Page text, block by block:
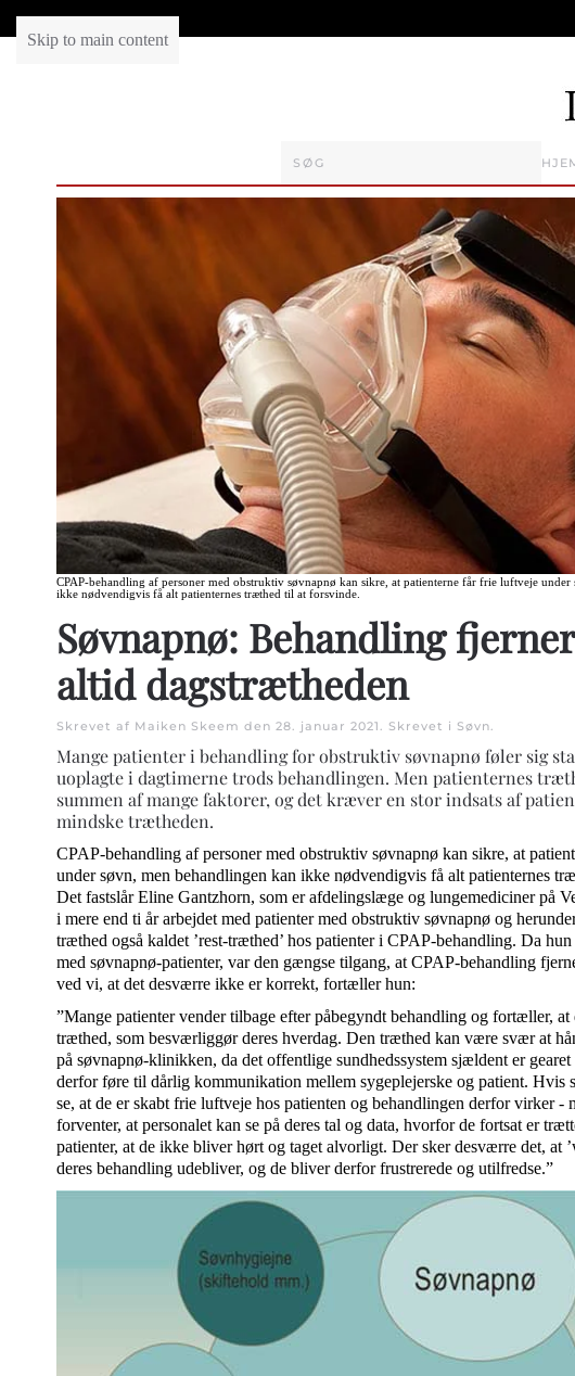
Skip to main content
CPAP-behandling af personer med obstruktiv søvnapnø kan sikre, at patienterne får frie luftveje under
ikke nødvendigvis få alt patienternes træthed til at forsvinde.
Søvnapnø: Behandling
altid dagstrætheden
Skrevet af Maiken Skeem den 28. januar 2021 . Skrevet i Søvn
Mange patienter i behandling for obstruktiv søvnapnø føler sig
uoplagte i dagtimerne trods behandlingen. Men patienternes
summen af mange faktorer, og det kræver en stor indsats af
mindske trætheden.
CPAP-behandling af personer med obstruktiv søvnapnø kan sikre, at
under søvn, men behandlingen kan ikke nødvendigvis få alt patienternes
Det fastslår Eline Gantzhorn, som er afdelingslæge og lungemediciner på
i mere end ti år arbejdet med patienter med obstruktiv søvnapnø og
træthed også kaldet ’rest-træthed’ hos patienter i CPAP-behandling. Da
med søvnapnø-patienter, var den gængse tilgang, at CPAP-behandling
ved vi, at det desværre ikke er korrekt, fortæller hun:
”Mange patienter vender tilbage efter påbegyndt behandling og fortæller, at
træthed, som besværliggør deres hverdag. Den træthed kan være svær at
på søvnapnø-klinikken, da det offentlige sundhedssystem sjældent er
derfor føre til dårlig kommunikation mellem sygeplejerske og patient. Hvis
se, at de er skabt frie luftveje hos patienten og behandlingen derfor virker -
forventer, at personalet kan se på deres tal og data, hvorfor de fortsat er
patienter, at de ikke bliver hørt og taget alvorligt. Der sker desværre det, at
deres behandling udebliver, og de bliver derfor frustrerede og utilfredse.”